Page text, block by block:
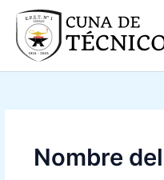
contenido
Nombre del